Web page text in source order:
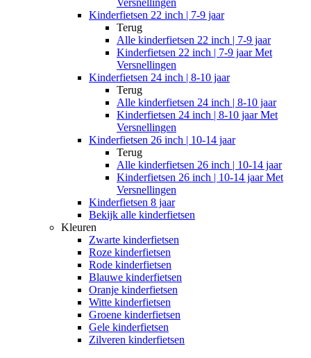
Versnellingen
Kinderfietsen 22 inch | 7-9 jaar
Terug
Alle kinderfietsen 22 inch | 7-9 jaar
Kinderfietsen 22 inch | 7-9 jaar Met
Versnellingen
Kinderfietsen 24 inch | 8-10 jaar
Terug
Alle kinderfietsen 24 inch | 8-10 jaar
Kinderfietsen 24 inch | 8-10 jaar Met
Versnellingen
Kinderfietsen 26 inch | 10-14 jaar
Terug
Alle kinderfietsen 26 inch | 10-14 jaar
Kinderfietsen 26 inch | 10-14 jaar Met
Versnellingen
Kinderfietsen 8 jaar
Bekijk alle kinderfietsen
Kleuren
Zwarte kinderfietsen
Roze kinderfietsen
Rode kinderfietsen
Blauwe kinderfietsen
Oranje kinderfietsen
Witte kinderfietsen
Groene kinderfietsen
Gele kinderfietsen
Zilveren kinderfietsen